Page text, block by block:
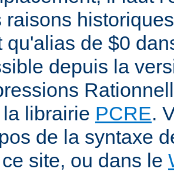
raisons
qu'alias de $0
depuis la
librairie PCRE.
de la syntaxe
site, ou dans le